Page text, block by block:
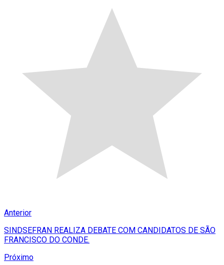
Anterior
SINDSEFRAN REALIZA DEBATE COM CANDIDATOS DE SÃO
FRANCISCO DO CONDE.
Próximo